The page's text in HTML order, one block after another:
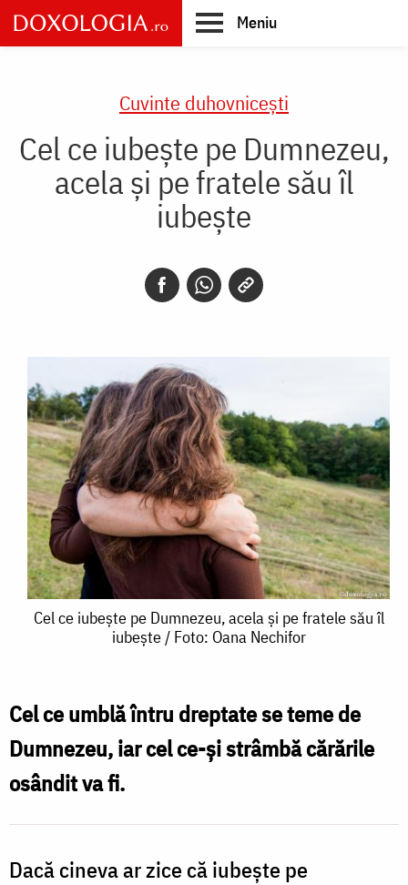
Skip
to
main
Meniu
Cuvinte duhovnicești
Cel ce iubește pe Dumnezeu,
acela și pe fratele său îl
iubește
Cel
pe
Dumnezeu,
acela
fratele
Cel ce iubește pe Dumnezeu, acela și pe fratele său îl
iubește / Foto: Oana Nechifor
Cel ce umblă întru dreptate se teme de
Dumnezeu, iar cel ce-și strâmbă cărările
osândit va fi.
Dacă cineva ar zice că iubește pe